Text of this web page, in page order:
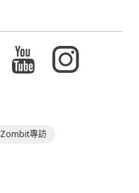
Zombit專訪